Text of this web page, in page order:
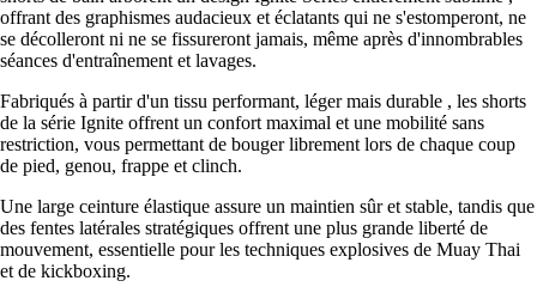
offrant des graphismes audacieux et éclatants qui ne s'estomperont, ne
se décolleront ni ne se fissureront jamais, même après d'innombrables
séances d'entraînement et lavages.
Fabriqués à partir d'un tissu performant, léger mais durable , les shorts
de la série Ignite offrent un confort maximal et une mobilité sans
restriction, vous permettant de bouger librement lors de chaque coup
de pied, genou, frappe et clinch.
Une large ceinture élastique assure un maintien sûr et stable, tandis que
des fentes latérales stratégiques offrent une plus grande liberté de
mouvement, essentielle pour les techniques explosives de Muay Thai
et de kickboxing.